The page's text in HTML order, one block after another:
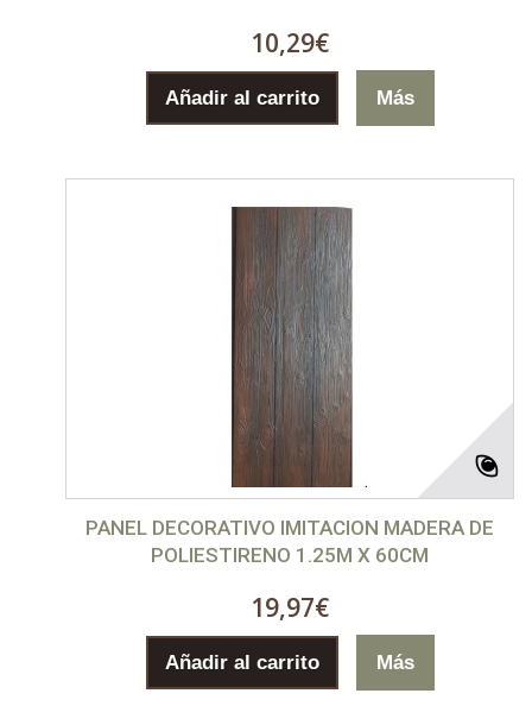
10,29€
Añadir al carrito Más
PANEL DECORATIVO IMITACION MADERA DE
POLIESTIRENO 1.25M X 60CM
19,97€
Añadir al carrito Más